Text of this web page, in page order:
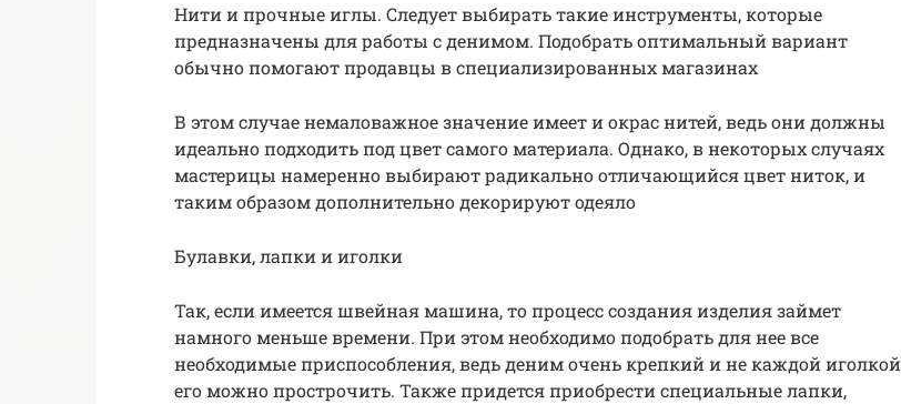
Нити и прочные иглы. Следует выбирать такие инструменты, которые
предназначены для работы с денимом. Подобрать оптимальный вариант
обычно помогают продавцы в специализированных магазинах
В этом случае немаловажное значение имеет и окрас нитей, ведь они должны
идеально подходить под цвет самого материала. Однако, в некоторых случаях
мастерицы намеренно выбирают радикально отличающийся цвет ниток, и
таким образом дополнительно декорируют одеяло
Булавки, лапки и иголки
Так, если имеется швейная машина, то процесс создания изделия займет
намного меньше времени. При этом необходимо подобрать для нее все
необходимые приспособления, ведь деним очень крепкий и не каждой иголкой
его можно прострочить. Также придется приобрести специальные лапки,